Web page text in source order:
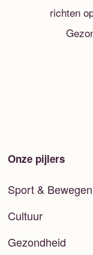
richten
Onze pijlers
Sport & Bewegen
Cultuur
Gezondheid